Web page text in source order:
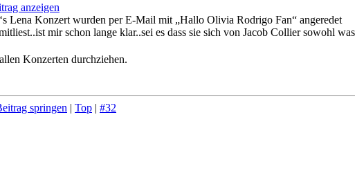
Lena Konzert wurden per E-Mail mit „Hallo Olivia Rodrigo Fan“ angeredet
mir schon lange klar..sei es dass sie sich von Jacob Collier sowohl
Konzerten durchziehen.
| Top | #32